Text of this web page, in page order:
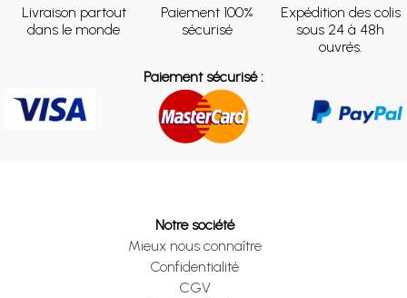
Livraison partout
dans le monde
Paiement 100%
sécurisé
Expédition des colis
sous 24 à 48h
ouvrés.
Paiement sécurisé :
Notre société
Mieux nous connaître
Confidentialité
CGV